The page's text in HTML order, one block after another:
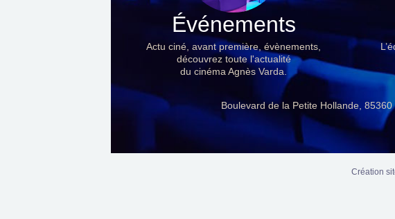
Événements
Actu ciné, avant première, évènements,
découvrez toute l'actualité
du cinéma Agnès Varda.
Boulevard de la Petite Hollande,
Création